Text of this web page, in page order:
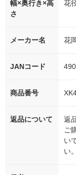
幅×奥行き×高
さ
花
メーカー名 花
JANコード
商品番号
返品について
返
ご
い
い。